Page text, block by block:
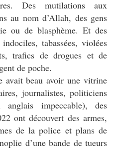
Des mutilations aux
au nom d’Allah, des gens
ou de blasphème. Et des
tabassées, violées
trafics de drogues et de
de poche.
avait beau avoir une vitrine
journalistes, politiciens
impeccable), des
ont découvert des armes,
de la police et plans de
d’une bande de tueurs